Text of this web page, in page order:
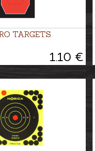
TARGETS
1.10 €